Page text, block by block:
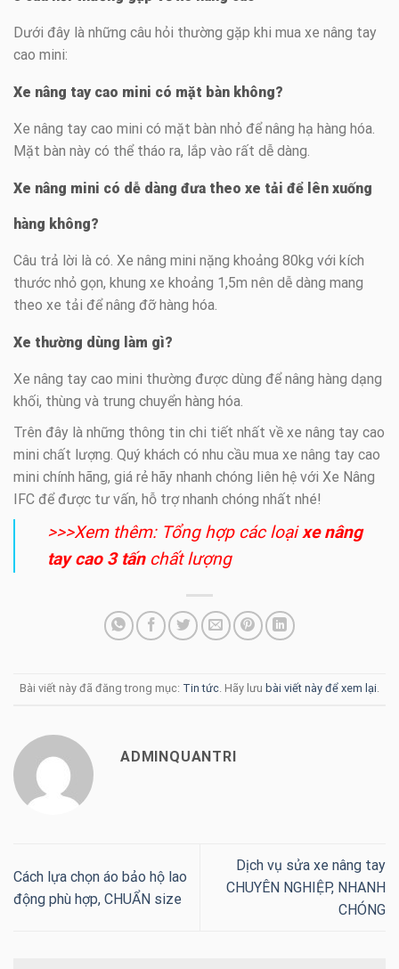
Dưới đây là những câu hỏi thường gặp khi mua xe nâng tay
cao mini:
Xe nâng tay cao mini có mặt bàn không?
Xe nâng tay cao mini có mặt bàn nhỏ để nâng hạ hàng hóa.
Mặt bàn này có thể tháo ra, lắp vào rất dễ dàng.
Xe nâng mini có dễ dàng đưa theo xe tải để lên xuống
hàng không?
Câu trả lời là có. Xe nâng mini nặng khoảng 80kg với kích
thước nhỏ gọn, khung xe khoảng 1,5m nên dễ dàng mang
theo xe tải để nâng đỡ hàng hóa.
Xe thường dùng làm gì?
Xe nâng tay cao mini thường được dùng để nâng hàng dạng
khối, thùng và trung chuyển hàng hóa.
Trên đây là những thông tin chi tiết nhất về xe nâng tay cao
mini chất lượng. Quý khách có nhu cầu mua xe nâng tay cao
mini chính hãng, giá rẻ hãy nhanh chóng liên hệ với Xe Nâng
IFC để được tư vấn, hỗ trợ nhanh chóng nhất nhé!
>>>Xem thêm: Tổng hợp các loạixe nâng
tay cao 3 tấnchất lượng
Bài viết này đã đăng trong mục: Tin tức. Hãy lưu bài viết này để xem lại.
ADMINQUANTRI
Cách lựa chọn áo bảo hộ lao
động phù hợp, CHUẨN size
Dịch vụ sửa xe nâng tay
CHUYÊN NGHIỆP, NHANH
CHÓNG